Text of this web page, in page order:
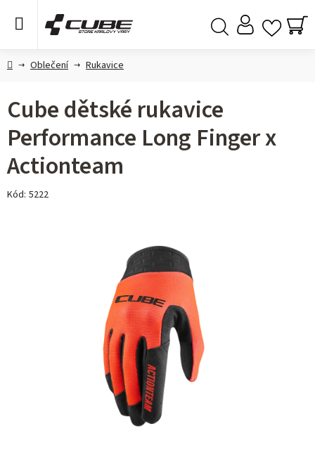
DomůOblečení Rukavice
Cube dětské rukavice
Performance Long Finger x
Actionteam
Kód: 5222